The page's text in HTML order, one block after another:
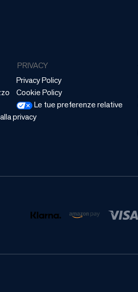
PRIVACY
Privacy Policy
Cookie Policy
Le tue preferenze relative
alla privacy